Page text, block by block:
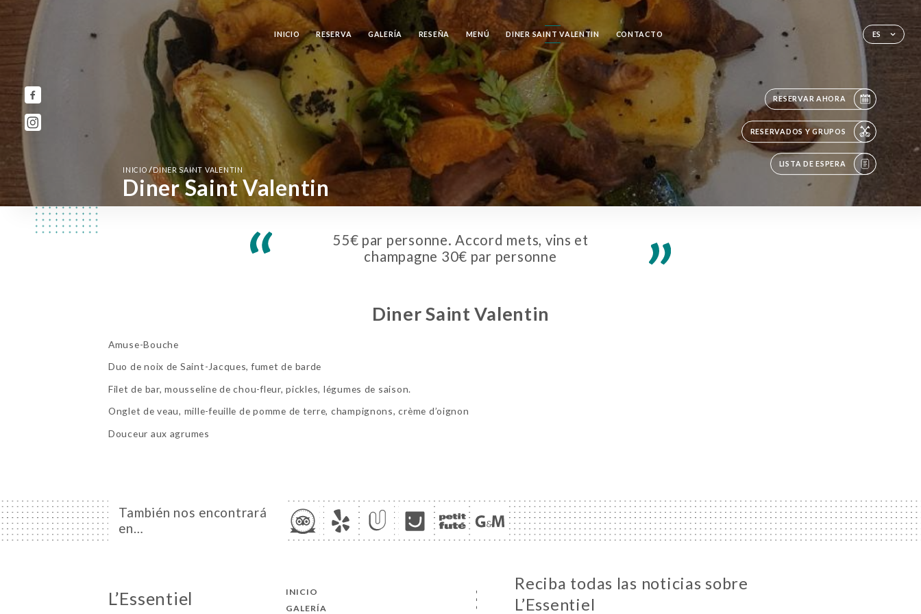
ES
INICIO RESERVA GALERÍA RESEÑA MENÚ DINER SAINT VALENTIN CONTACTO
RESERVAR AHORA
RESERVADOS Y GRUPOS
LISTA DE ESPERA
INICIO/DINER SAINT VALENTIN
Diner Saint Valentin
55€ par personne. Accord mets, vins et
champagne 30€ par personne
Diner Saint Valentin
Amuse-Bouche
Duo de noix de Saint-Jacques, fumet de barde
Filet de bar, mousseline de chou-fleur, pickles, légumes de saison.
Onglet de veau, mille-feuille de pomme de terre, champignons, crème d’oignon
Douceur aux agrumes
También nos encontrará
en…
L’Essentiel
INICIO
GALERÍA
Reciba todas las noticias sobre
L’Essentiel